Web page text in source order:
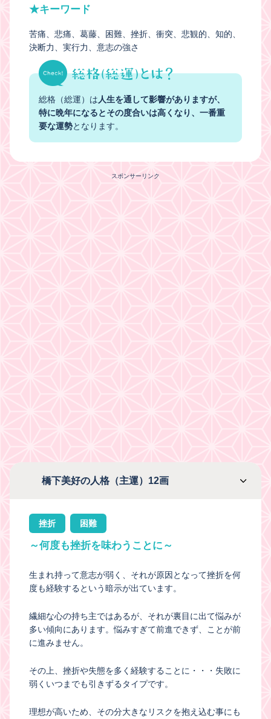
★キーワード
苦痛 悲痛 葛藤 困難 挫折 衝突 悲観的
知的
決断力
実行力 意志の強さ
総格（総運）は人生を通して影響がありますが、
特に晩年になるとその度合いは高くなり、一番重
要な運勢となります。
スポンサーリンク
橋下美好の人格（主運）12画
挫折 困難
～何度も挫折を味わうことに～
生まれ持って意志が弱く、それが原因となって挫折を何
度も経験するという暗示が出ています。
繊細な心の持ち主ではあるが、それが裏目に出て悩みが
多い傾向にあります。悩みすぎて前進できず、ことが前
に進みません。
その上、挫折や失態を多く経験することに・・・失敗に
弱くいつまでも引きずるタイプです。
理想が高いため、その分大きなリスクを抱え込む事にも